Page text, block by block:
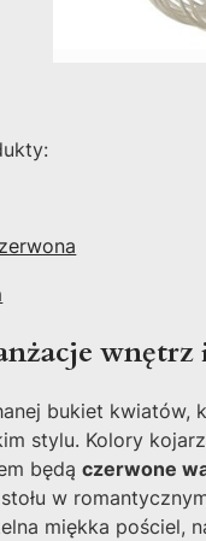
bukiet kwiatów,
stylu. Kolory
będączerwone
w
miękka pościel,